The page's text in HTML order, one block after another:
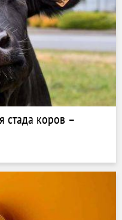
стада коров –